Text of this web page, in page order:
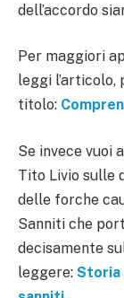
dell’accordo
Per maggiori
leggi l’articolo,
titolo:
Se invece vuoi
Tito Livio sulle
delle forche
Sanniti che
decisamente
leggere: Storia